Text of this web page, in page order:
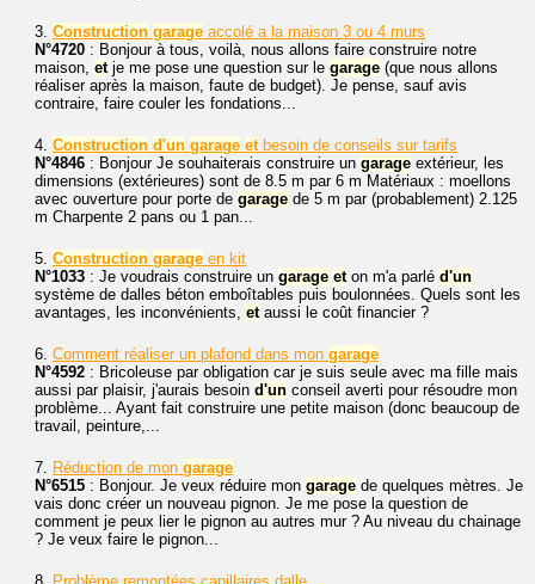
3. Construction garage accolé a la maison 3 ou 4 murs
N°4720 : Bonjour à tous, voilà, nous allons faire construire notre
maison, etje me pose une question sur le garage (que nous allons
réaliser après la maison, faute de budget). Je pense, sauf avis
contraire, faire couler les fondations...
4. Construction d'un garage etbesoin de conseils sur tarifs
N°4846 : Bonjour Je souhaiterais construire un garage extérieur, les
dimensions (extérieures) sont de 8.5 m par 6 m Matériaux : moellons
avec ouverture pour porte de garage de 5 m par (probablement) 2.125
m Charpente 2 pans ou 1 pan...
5. Construction garage en kit
N°1033 : Je voudrais construire un garage eton m'a parlé d'un
système de dalles béton emboîtables puis boulonnées. Quels sont les
avantages, les inconvénients, etaussi le coût financier ?
6. Comment réaliser un plafond dans mon garage
N°4592 : Bricoleuse par obligation car je suis seule avec ma fille mais
aussi par plaisir, j'aurais besoin d'un conseil averti pour résoudre mon
problème... Ayant fait construire une petite maison (donc beaucoup de
travail, peinture,...
7. Réduction de mon garage
N°6515 : Bonjour. Je veux réduire mon garage de quelques mètres. Je
vais donc créer un nouveau pignon. Je me pose la question de
comment je peux lier le pignon au autres mur ? Au niveau du chainage
? Je veux faire le pignon...